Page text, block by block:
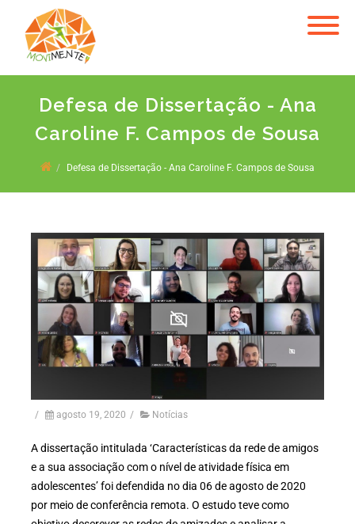
Defesa de Dissertação - Ana
Caroline F. Campos de Sousa
Defesa de Dissertação - Ana Caroline F. Campos de Sousa
/ agosto 19, 2020 / Notícias
A dissertação intitulada ‘Características da rede de amigos
e a sua associação com o nível de atividade física em
adolescentes’ foi defendida no dia 06 de agosto de 2020
por meio de conferência remota. O estudo teve como